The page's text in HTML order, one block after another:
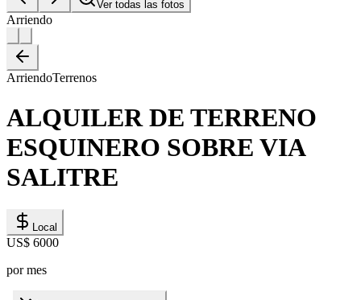
Ver todas las fotos
Arriendo
ArriendoTerrenos
ALQUILER DE TERRENO
ESQUINERO SOBRE VIA
SALITRE
Local
US$ 6000
por mes